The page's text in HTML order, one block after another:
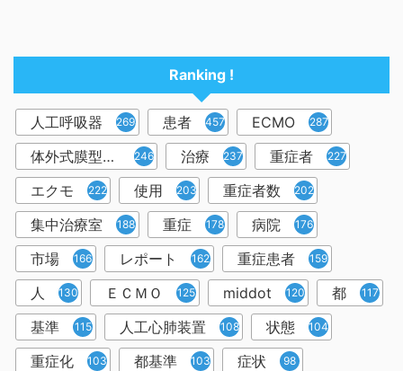
Ranking !
人工呼吸器 2698 患者 457 ECMO 287
体外式膜型人工肺 246 治療 237 重症者 227
エクモ 222 使用 203 重症者数 202
集中治療室 188 重症 178 病院 176
市場 166 レポート 162 重症患者 159
人 130 ＥＣＭＯ 125 middot 120 都 117
基準 115 人工心肺装置 108 状態 104
重症化 103 都基準 103 症状 98